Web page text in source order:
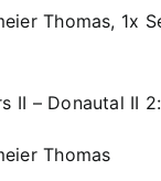
Thomas, 1x
II – Donautal II
Thomas